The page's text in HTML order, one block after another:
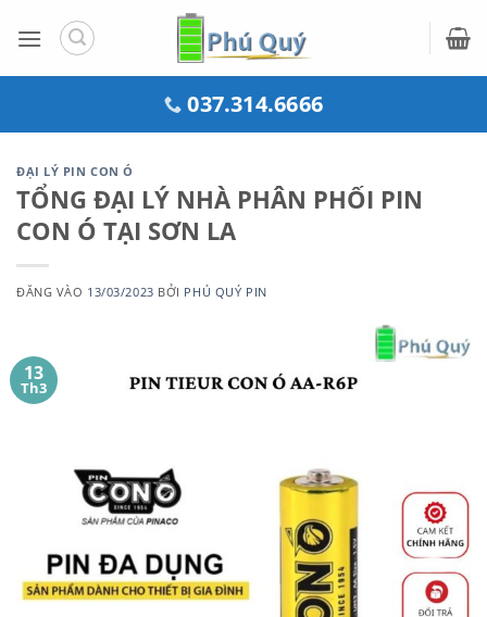
qua
037.314.6666
ĐẠI LÝ PIN CON Ó
TỔNG ĐẠI LÝ NHÀ PHÂN PHỐI PIN
CON Ó TẠI SƠN LA
ĐĂNG VÀO 13/03/2023 BỞI PHÚ QUÝ PIN
13
Th3